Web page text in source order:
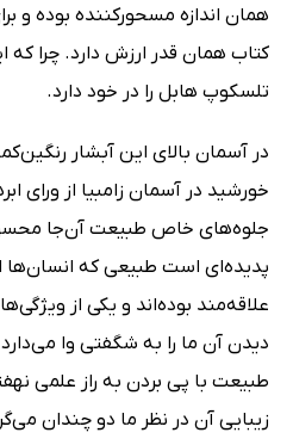
همان اندازه مسحورکننده بوده و
کتاب همان قدر ارزش دارد. چرا که
تلسکوپ هابل را در خود دارد.
در آسمان بالای این آبشار
خورشید در آسمان زامبیا از ورای
جلوه‌های خاص طبیعت آن‌جا
پدیده‌ای است طبیعی که انسان‌ها
علاقه‌مند بوده‌اند و یکی از
دیدن آن ما را به شگفتی وا
طبیعت با پی بردن به راز علمی
زیبایی آن در نظر ما دو چندان